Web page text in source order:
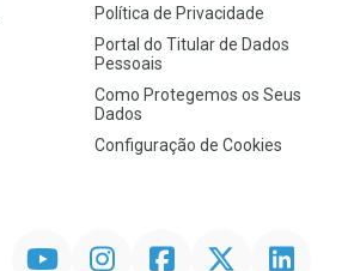
Política de Privacidade
Portal do Titular de Dados
Pessoais
Como Protegemos os Seus
Dados
Configuração de Cookies
InstagramFacebookTwitter Linkedin